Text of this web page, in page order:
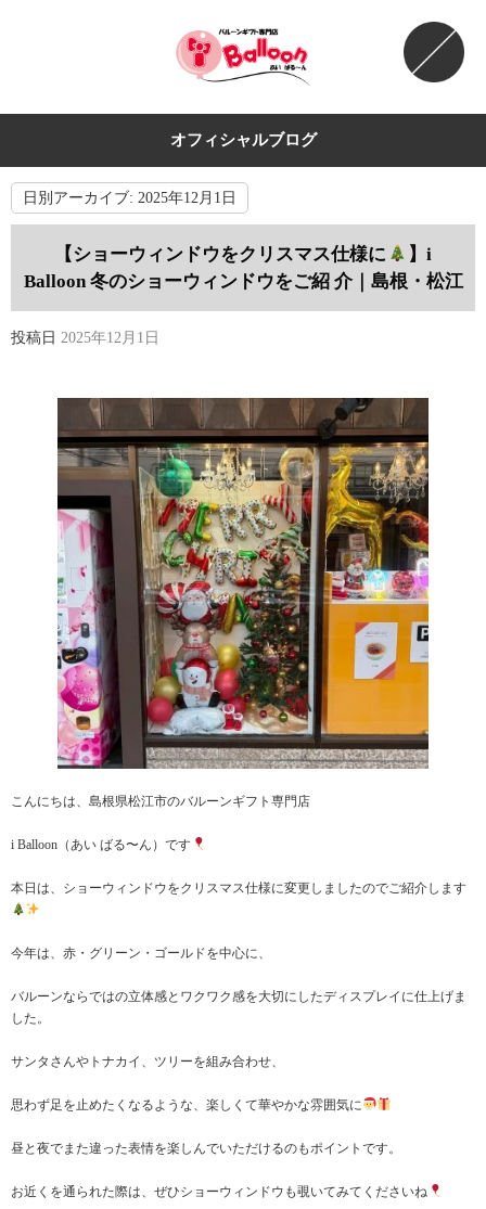
オフィシャルブログ
日別アーカイブ: 2025年12月1日
【ショーウィンドウをクリスマス仕様に
】i
Balloon 冬のショーウィンドウをご紹 介｜島根・松江
投稿日 2025年12月1日
こんにちは、島根県松江市のバルーンギフト専門店
i Balloon（あい ばる〜ん）です
本日は、ショーウィンドウをクリスマス仕様に変更しましたのでご紹介します
今年は、赤・グリーン・ゴールドを中心に、
バルーンならではの立体感とワクワク感を大切にしたディスプレイに仕上げま
した。
サンタさんやトナカイ、ツリーを組み合わせ、
思わず足を止めたくなるような、楽しくて華やかな雰囲気に
昼と夜でまた違った表情を楽しんでいただけるのもポイントです。
お近くを通られた際は、ぜひショーウィンドウも覗いてみてくださいね